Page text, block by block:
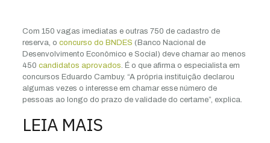
Com 150 vagas imediatas e outras 750 de cadastro de
reserva, o concurso do BNDES (Banco Nacional de
Desenvolvimento Econômico e Social) deve chamar ao menos
450 candidatos aprovados. É o que afirma o especialista em
concursos Eduardo Cambuy. “A própria instituição declarou
algumas vezes o interesse em chamar esse número de
pessoas ao longo do prazo de validade do certame”, explica.
LEIA MAIS